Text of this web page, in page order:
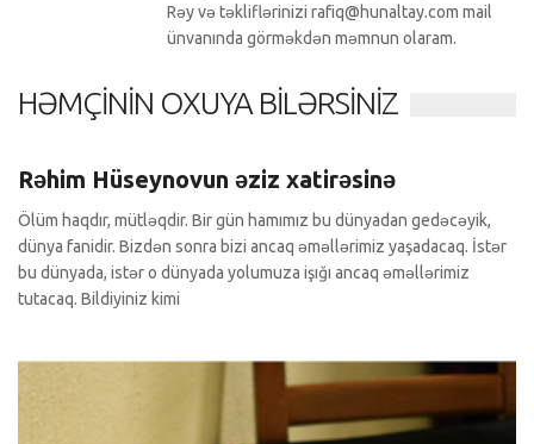
Rəy və təkliflərinizi rafiq@hunaltay.com mail
ünvanında görməkdən məmnun olaram.
HƏMÇININ OXUYA BILƏRSINIZ
Köşə yazıları
Rəhim Hüseynovun əziz xatirəsinə
Ölüm haqdır, mütləqdir. Bir gün hamımız bu dünyadan gedəcəyik,
dünya fanidir. Bizdən sonra bizi ancaq əməllərimiz yaşadacaq. İstər
bu dünyada, istər o dünyada yolumuza işığı ancaq əməllərimiz
tutacaq. Bildiyiniz kimi